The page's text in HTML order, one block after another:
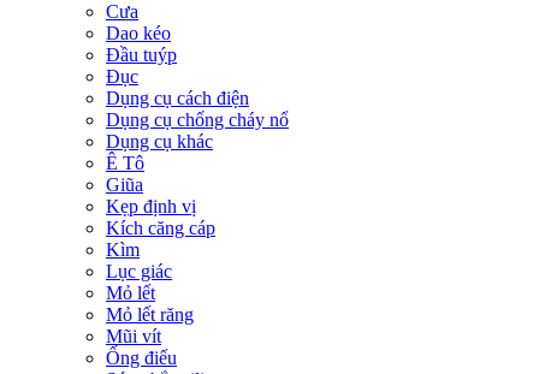
Cưa
Dao kéo
Đầu tuýp
Đục
Dụng cụ cách điện
Dụng cụ chống cháy nổ
Dụng cụ khác
Ê Tô
Giũa
Kẹp định vị
Kích căng cáp
Kìm
Lục giác
Mỏ lết
Mỏ lết răng
Mũi vít
Ống điếu